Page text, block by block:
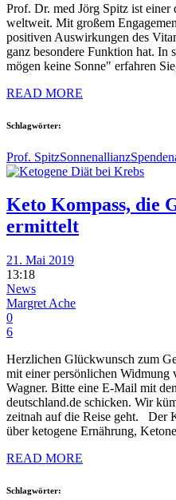
Prof. Dr. med Jörg Spitz ist einer
weltweit. Mit großem
positiven Auswirkungen des
ganz besondere Funktion hat. In
mögen keine Sonne" erfahren
READ MORE
Schlagwörter:
Prof. SpitzSonnenallianz
Keto Kompass, die
ermittelt
21. Mai 2019
13:18
News
Margret Ache
0
6
Herzlichen Glückwunsch zum
mit einer persönlichen
Wagner. Bitte eine E-Mail mit
deutschland.de schicken. Wir
zeitnah auf die Reise geht. Der
über ketogene Ernährung, Ketone
READ MORE
Schlagwörter: